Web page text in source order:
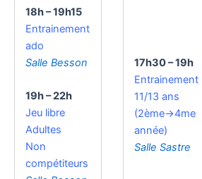
18h – 19h15
Entrainement
ado
Salle Besson
19h – 22h
Jeu libre
Adultes
Non
compétiteurs
17h30 – 19h
Entrainement
11/13 ans
(2ème->4me
année)
Salle Sastre